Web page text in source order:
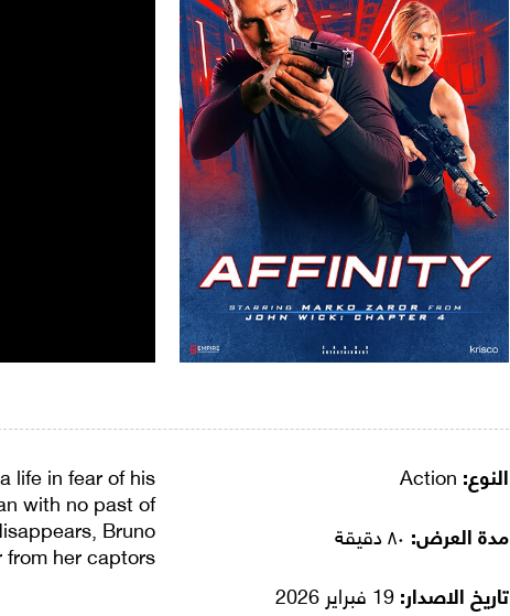
النوع:
مدة العرض:
تاريخ الاصدار:
life in fear of his
with no past of
Bruno
her captors.